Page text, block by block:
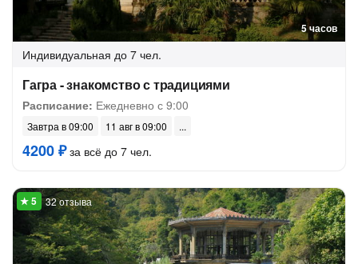
5 часов
Индивидуальная до 7 чел.
Гагра - знакомство с традициями
Расписание: Ежедневно с 9:00
Завтра в 09:00 11 авг в 09:00
4200 ₽за всё до 7 чел.
32 отзыва